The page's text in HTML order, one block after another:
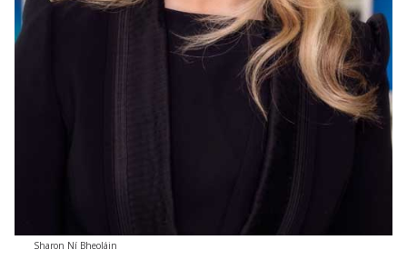
Sharon Ní Bheoláin